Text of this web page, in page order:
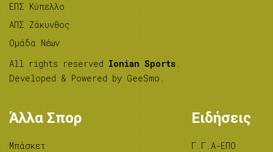
ΕΠΣ Κύπελλο
ΑΠΣ Ζάκυνθος
Ομάδα Νέων
All rights reserved Ionian Sports .
Developed & Powered by GeeSmo .
Άλλα Σπορ
Μπάσκετ
Ειδήσεις
Γ.Γ.Α-ΕΠΟ